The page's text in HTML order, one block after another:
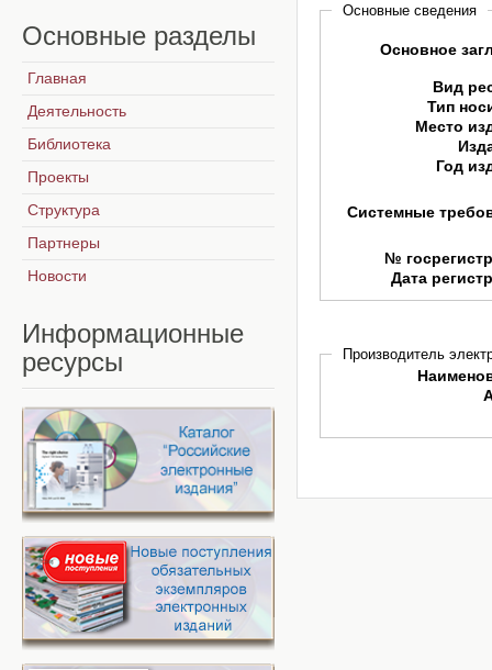
Основные сведения
Основное
Вид
Тип
Место
Год
Системные
№
Дата
Производитель
Основные разделы
Главная
Деятельность
Библиотека
Проекты
Структура
Партнеры
Новости
Информационные
ресурсы